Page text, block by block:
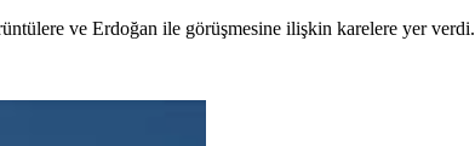
ve Erdoğan ile görüşmesine ilişkin karelere yer verdi.